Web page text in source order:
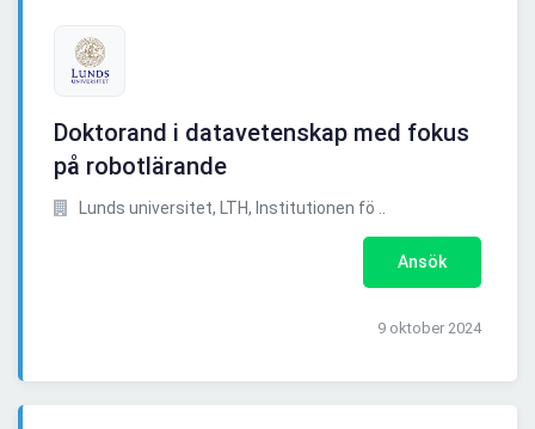
Doktorand i datavetenskap med fokus
på robotlärande
Lunds universitet, LTH, Institutionen fö ..
Ansök
9 oktober 2024